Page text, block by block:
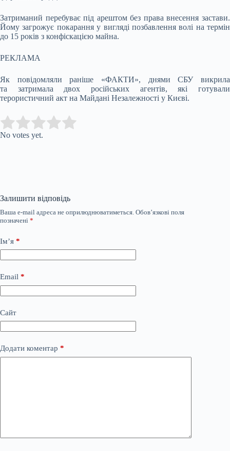
Затриманий перебуває під арештом без права внесення застави.
Йому загрожує покарання у вигляді позбавлення волі на термін
до 15 років з конфіскацією майна.
РЕКЛАМА
Як повідомляли раніше «ФАКТИ», днями СБУ викрила
та затримала двох російських агентів, які готували
терористичний акт на Майдані Незалежності у Києві.
Rate this item:
No votes yet.
Залишити відповідь
Ваша e-mail адреса не оприлюднюватиметься. Обов’язкові поля
позначені *
Ім’я *
Email *
Сайт
Додати коментар *